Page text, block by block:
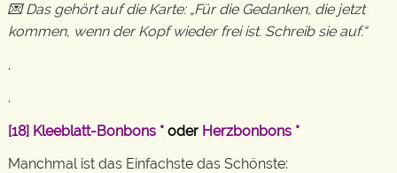
💌 Das gehört auf die Karte: „Für die Gedanken, die jetzt
kommen, wenn der Kopf wieder frei ist. Schreib sie auf.“
.
.
[18] Kleeblatt-Bonbons * oder Herzbonbons *
Manchmal ist das Einfachste das Schönste: